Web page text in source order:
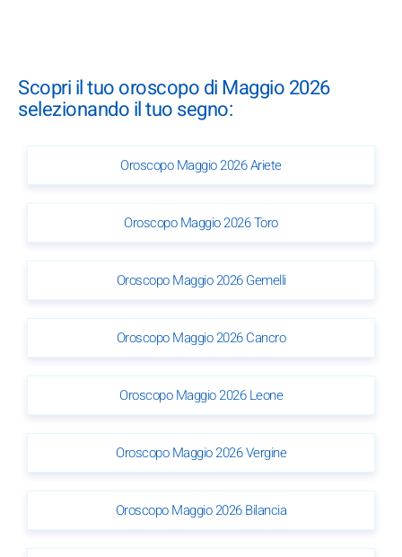
Scopri il tuo oroscopo di Maggio 2026
selezionando il tuo segno:
Oroscopo Maggio 2026 Ariete
Oroscopo Maggio 2026 Toro
Oroscopo Maggio 2026 Gemelli
Oroscopo Maggio 2026 Cancro
Oroscopo Maggio 2026 Leone
Oroscopo Maggio 2026 Vergine
Oroscopo Maggio 2026 Bilancia